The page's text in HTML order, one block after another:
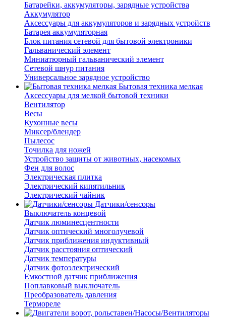
Батарейки, аккумуляторы, зарядные устройства
Аккумулятор
Аксессуары для аккумуляторов и зарядных устройств
Батарея аккумуляторная
Блок питания сетевой для бытовой электроники
Гальванический элемент
Миниатюрный гальванический элемент
Сетевой шнур питания
Универсальное зарядное устройство
Бытовая техника мелкая
Аксессуары для мелкой бытовой техники
Вентилятор
Весы
Кухонные весы
Миксер/блендер
Пылесос
Точилка для ножей
Устройство защиты от животных, насекомых
Фен для волос
Электрическая плитка
Электрический кипятильник
Электрический чайник
Датчики/сенсоры
Выключатель концевой
Датчик люминесцентности
Датчик оптический многолучевой
Датчик приближения индуктивный
Датчик расстояния оптический
Датчик температуры
Датчик фотоэлектрический
Емкостной датчик приближения
Поплавковый выключатель
Преобразователь давления
Термореле